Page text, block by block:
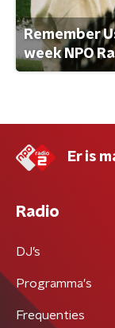
Remember
week NPO
Er is
Radio
DJ’s
Programma's
Frequenties